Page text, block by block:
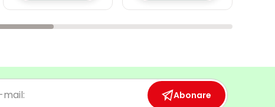
Abonare